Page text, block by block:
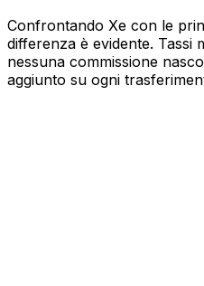
Confrontando Xe con le
differenza è evidente. Tassi
nessuna commissione
aggiunto su ogni